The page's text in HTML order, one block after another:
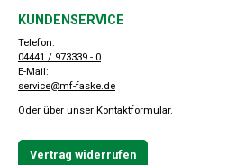
KUNDENSERVICE
Telefon:
04441 / 973339 - 0
E-Mail:
service@mf-faske.de
Oder über unser Kontaktformular.
Vertrag widerrufen